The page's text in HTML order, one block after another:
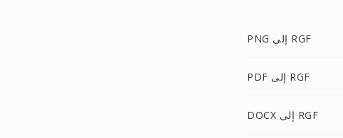
PNG إلى RGF
PDF إلى RGF
DOCX إلى RGF